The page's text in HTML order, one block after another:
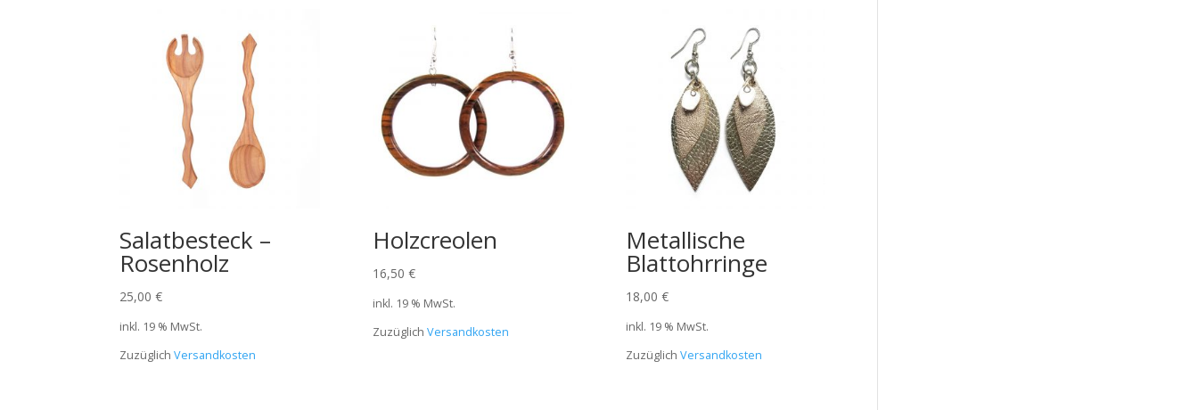
Salatbesteck –
Rosenholz
25,00€
inkl. 19 % MwSt.
ZuzüglichVersandkosten
Holzcreolen
16,50 €
inkl. 19 % MwSt.
Zuzüglich Versandkosten
Metallische
Blattohrringe
18,00 €
inkl. 19 % MwSt.
Zuzüglich Versandkosten